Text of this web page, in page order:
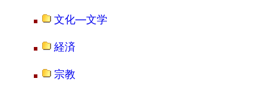
文化―文学
経済
宗教